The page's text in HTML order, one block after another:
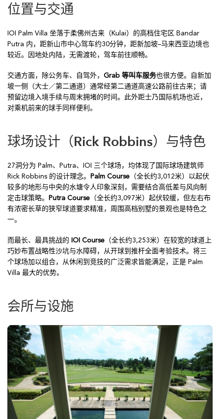
位置与交通
IOI Palm Villa 坐落于柔佛州古来（Kulai）的高档住宅区 Bandar
Putra 内，距新山市中心驾车约30分钟，距新加坡–马来西亚边境也
较近。因地处内陆，无需渡轮，驾车前往顺畅。
交通方面，除公务车、自驾外， Grab 等叫车服务也很方便。自新加
坡一侧（大士／第二通道）通常经第二通道高速公路前往古来；请
预留边境入境手续与周末拥堵的时间。此外距士乃国际机场也近，
对乘机前来的球手同样便利。
球场设计（Rick Robbins）与特色
27洞分为 Palm、Putra、IOI 三个球场，均体现了国际球场建筑师
Rick Robbins 的设计理念。
Palm Course （全长约3,012米）以起伏
较多的地形与中央的水塘令人印象深刻，需要结合高低差与风向制
定击球策略。
Putra Course （全长约3,097米）起伏较缓，但左右布
有浓密长草的狭窄球道要求精准，周围高档别墅的景观也是特色之
一。
而最长、最具挑战的 IOI Course （全长约3,253米）在较宽的球道上
巧妙布置战略性沙坑与水障碍，从开球到推杆全面考验技术。将三
个球场加以组合，从休闲到竞技的广泛需求皆能满足，正是 Palm
Villa 最大的优势。
会所与设施